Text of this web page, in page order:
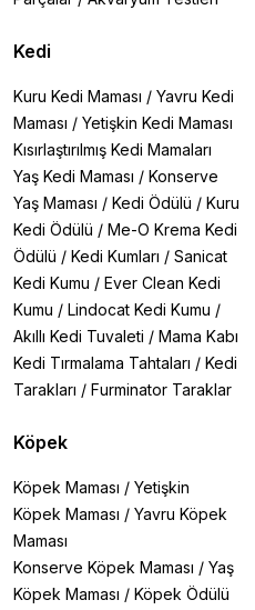
Kedi
Kuru Kedi Maması / Yavru Kedi
Maması / Yetişkin Kedi Maması
Kısırlaştırılmış Kedi Mamaları
Yaş Kedi Maması / Konserve
Yaş Maması / Kedi Ödülü / Kuru
Kedi Ödülü / Me-O Krema Kedi
Ödülü / Kedi Kumları / Sanicat
Kedi Kumu / Ever Clean Kedi
Kumu / Lindocat Kedi Kumu /
Akıllı Kedi Tuvaleti / Mama Kabı
Kedi Tırmalama Tahtaları / Kedi
Tarakları / Furminator Taraklar
Köpek
Köpek Maması / Yetişkin
Köpek Maması / Yavru Köpek
Maması
Konserve Köpek Maması / Yaş
Köpek Maması / Köpek Ödülü